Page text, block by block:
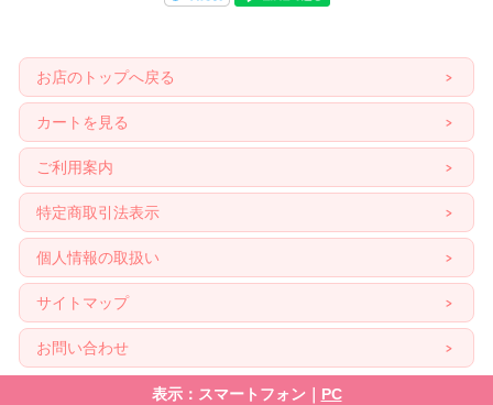
お店のトップへ戻る
カートを見る
ご利用案内
特定商取引法表示
個人情報の取扱い
サイトマップ
お問い合わせ
表示：スマートフォン｜ PC